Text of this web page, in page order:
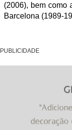
(2006), bem como
Barcelona (1989-
PUBLICIDADE